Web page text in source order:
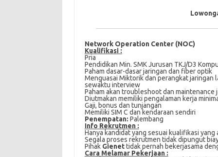
Network Operation Center (NOC)
Kualifikasi :
Pria
Pendidikan Min. SMK Jurusan TKJ/D3
Paham dasar-dasar jaringan dan fiber optik
Menguasai Miktorik dan perangkat jaringan
sewaktu interview
Paham akan troubleshoot dan maintenance
Diutmakan memiliki pengalaman kerja
Gaji, bonus dan tunjangan
Memiliki SIM C dan kendaraan sendiri
Penempatan: Palembang
Info Rekrutmen :
Hanya kandidat yang sesuai kualifikasi
Segala proses rekrutmen tidak dipungut
Pihak Gienettidak pernah bekerjasama
Cаrа Mеlаmаr Pеkеrjааn :